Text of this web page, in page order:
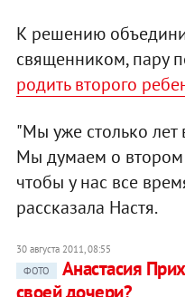
К решению
священником, пару
родить второго
"Мы уже столько лет
Мы думаем о втором
чтобы у нас все
рассказала Настя.
30 августа 2011, 08:55
ФОТО
Анастасия